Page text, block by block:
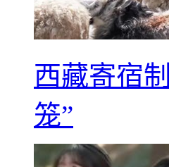
西藏寄宿
笼”